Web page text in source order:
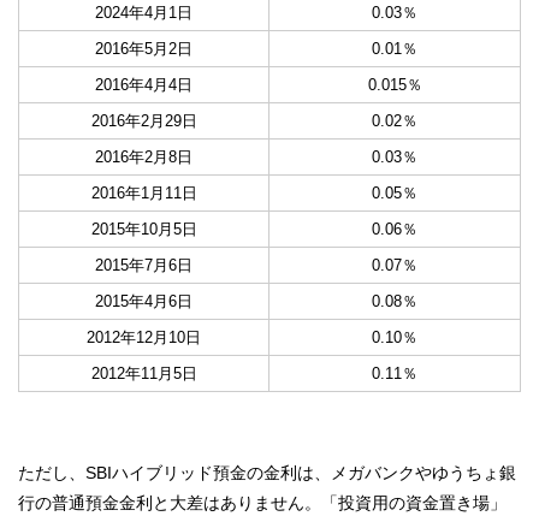
2024年4月1日
0.03％
2016年5月2日
0.01％
2016年4月4日
0.015％
2016年2月29日
0.02％
2016年2月8日
0.03％
2016年1月11日
0.05％
2015年10月5日
0.06％
2015年7月6日
0.07％
2015年4月6日
0.08％
2012年12月10日
0.10％
2012年11月5日
0.11％
ただし、SBIハイブリッド預金の金利は、メガバンクやゆうちょ銀
行の普通預金金利と大差はありません。「投資用の資金置き場」